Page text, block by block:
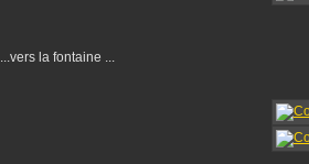
...vers la fontaine ...